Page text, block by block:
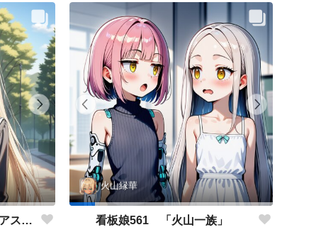
看板娘562 「キャサリン・アストリーのよもやま話」
火山縁華
看板娘561 「火山一族」